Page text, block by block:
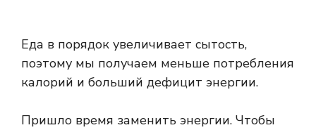
Еда в порядок увеличивает сытость,
поэтому мы получаем меньше потребления
калорий и больший дефицит энергии.
Пришло время заменить энергии. Чтобы